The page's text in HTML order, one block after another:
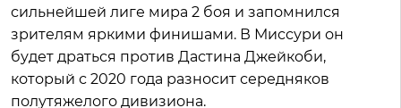
сильнейшей лиге мира 2 боя и запомнился
зрителям яркими финишами. В Миссури он
будет драться против Дастина Джейкоби,
который с 2020 года разносит середняков
полутяжелого дивизиона.